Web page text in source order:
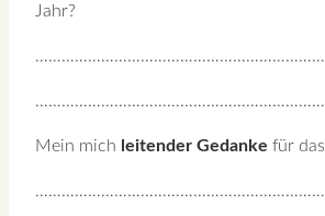
Jahr?
Mein mich leitender Gedanke für